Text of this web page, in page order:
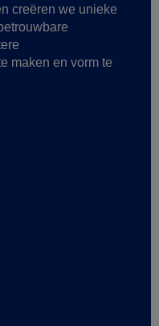
creëren we unieke
maken en vorm te